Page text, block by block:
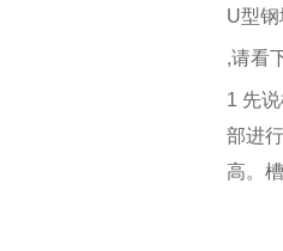
U型
,请看
1 先
部进
高。